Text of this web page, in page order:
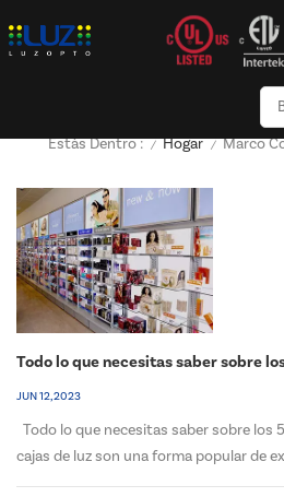
Estás Dentro : / Hogar / Marco
Todo lo que necesitas saber sobre
JUN 12, 2023
Todo lo que necesitas saber sobre los
cajas de luz son una forma popular de
utiliza iluminación interna para resaltar